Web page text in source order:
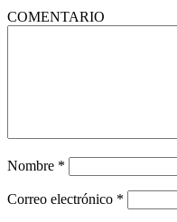
COMENTARIO
Nombre *
Correo electrónico *